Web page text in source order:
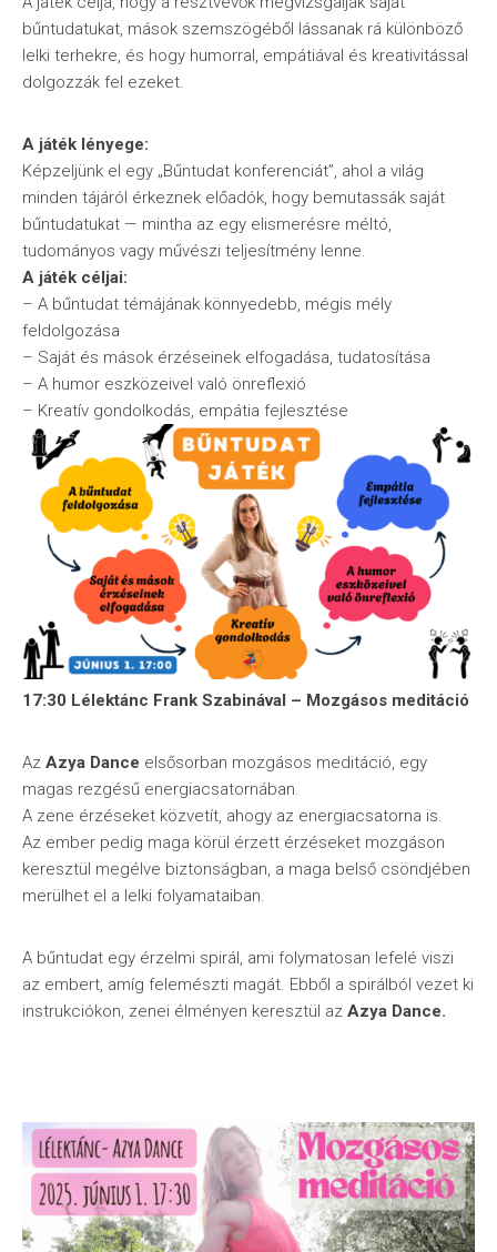
bűntudatukat, mások szemszögéből lássanak rá különböző
lelki terhekre, és hogy humorral, empátiával és kreativitással
dolgozzák fel ezeket.
A játék lényege:
Képzeljünk el egy „Bűntudat konferenciát”, ahol a világ
minden tájáról érkeznek előadók, hogy bemutassák saját
bűntudatukat — mintha az egy elismerésre méltó,
tudományos vagy művészi teljesítmény lenne.
A játék céljai:
– A bűntudat témájának könnyedebb, mégis mély
feldolgozása
– Saját és mások érzéseinek elfogadása, tudatosítása
– A humor eszközeivel való önreflexió
– Kreatív gondolkodás, empátia fejlesztése
17:30 Lélektánc Frank Szabinával – Mozgásos meditáció
Az Azya Dance elsősorban mozgásos meditáció, egy
magas rezgésű energiacsatornában.
A zene érzéseket közvetít, ahogy az energiacsatorna is.
Az ember pedig maga körül érzett érzéseket mozgáson
keresztül megélve biztonságban, a maga belső csöndjében
merülhet el a lelki folyamataiban.
A bűntudat egy érzelmi spirál, ami folymatosan lefelé viszi
az embert, amíg felemészti magát. Ebből a spirálból vezet ki
instrukciókon, zenei élményen keresztül az Azya Dance.